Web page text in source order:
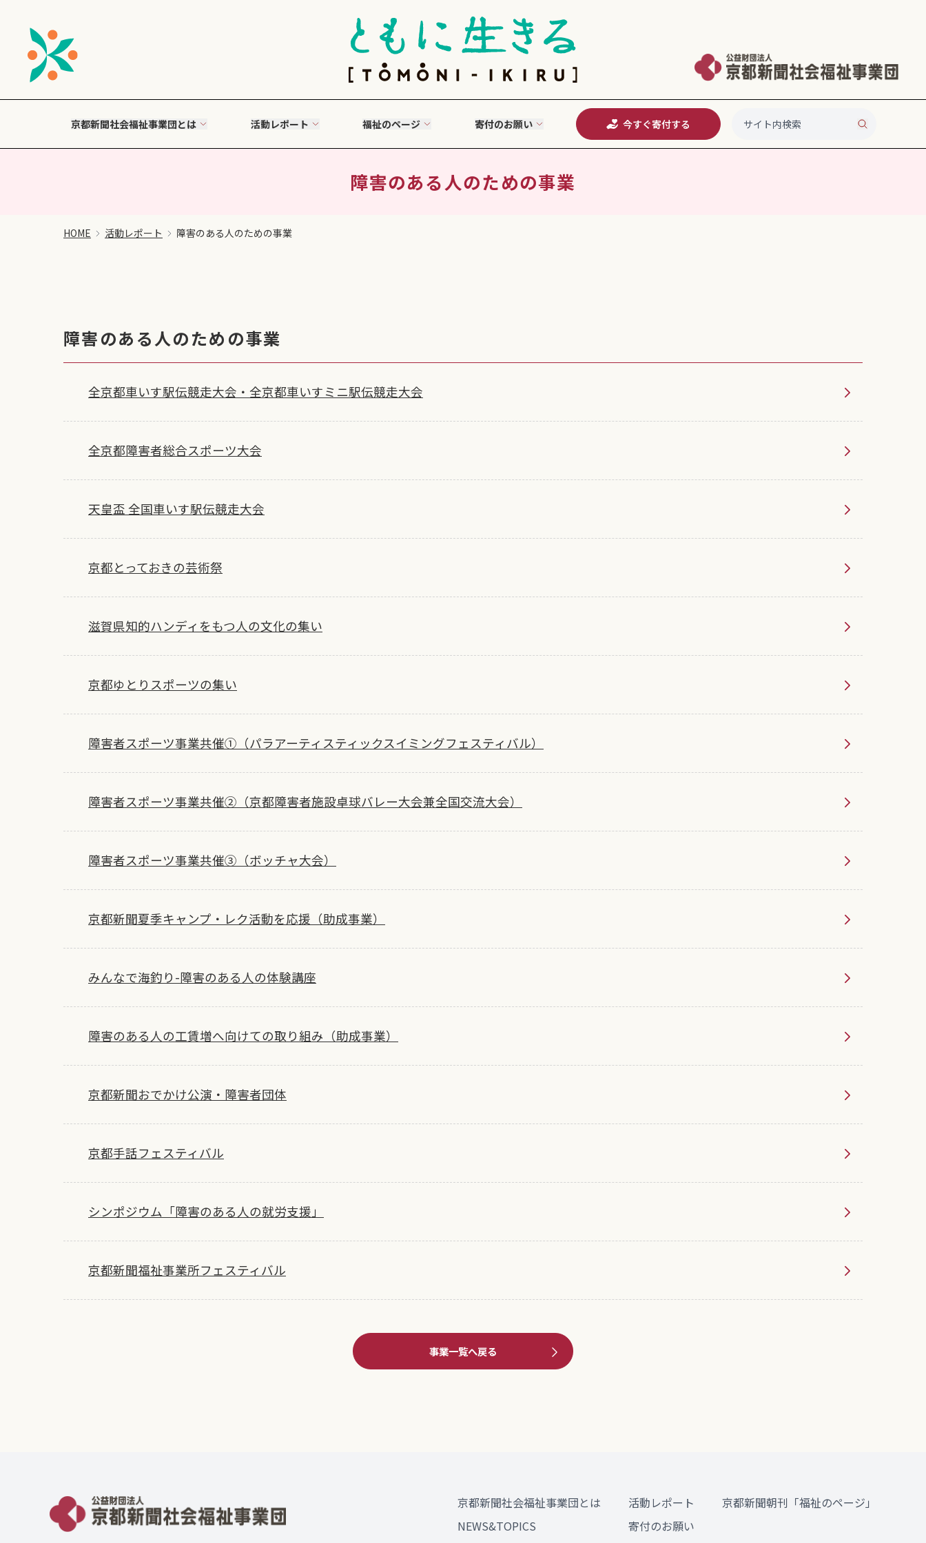
京都新聞社会福祉事業団とは 活動レポート 福祉のページ 寄付のお願い 今すぐ寄付する
障害のある人のための事業
HOME 活動レポート 障害のある人のための事業
障害のある人のための事業
全京都車いす駅伝競走大会・全京都車いすミニ駅伝競走大会
全京都障害者総合スポーツ大会
天皇盃 全国車いす駅伝競走大会
京都とっておきの芸術祭
滋賀県知的ハンディをもつ人の文化の集い
京都ゆとりスポーツの集い
障害者スポーツ事業共催①（パラアーティスティックスイミングフェスティバル）
障害者スポーツ事業共催②（京都障害者施設卓球バレー大会兼全国交流大会）
障害者スポーツ事業共催③（ボッチャ大会）
京都新聞夏季キャンプ・レク活動を応援（助成事業）
みんなで海釣り-障害のある人の体験講座
障害のある人の工賃増へ向けての取り組み（助成事業）
京都新聞おでかけ公演・障害者団体
京都手話フェスティバル
シンポジウム「障害のある人の就労支援」
京都新聞福祉事業所フェスティバル
事業一覧へ戻る
京都新聞社会福祉事業団とは 活動レポート
京都新聞朝刊「福祉のページ」
NEWS&TOPICS
寄付のお願い